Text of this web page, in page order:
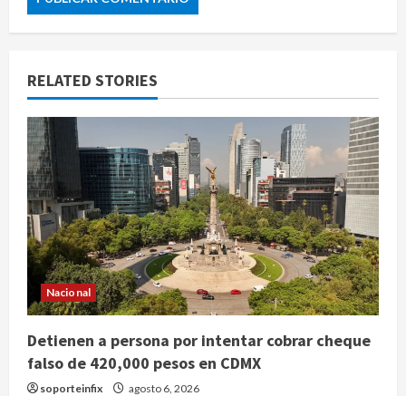
RELATED STORIES
Nacional
Detienen a persona por intentar cobrar cheque
falso de 420,000 pesos en CDMX
soporteinfix agosto 6, 2026